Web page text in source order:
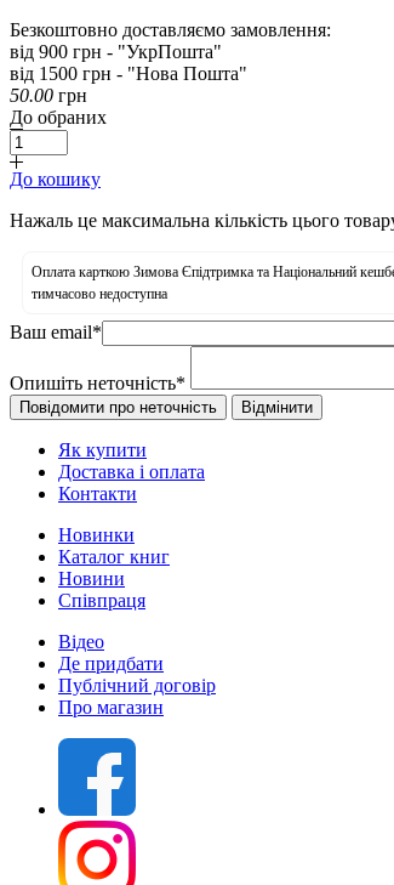
Безкоштовно доставляємо замовлення:
від 900 грн - "УкрПошта"
від 1500 грн - "Нова Пошта"
50.00 грн
До обраних
До кошику
Нажаль це максимальна кількість цього
Оплата карткою Зимова Єпідтримка та Національний
тимчасово недоступна
Ваш email*
Опишіть неточність*
Як купити
Доставка і оплата
Контакти
Новинки
Каталог книг
Новини
Співпраця
Відео
Де придбати
Публічний договір
Про магазин